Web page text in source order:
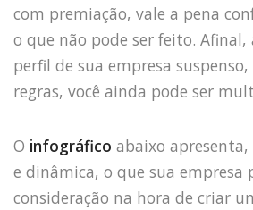
com premiação, vale a pena
o que não pode ser feito.
perfil de sua empresa
regras, você ainda pode ser
O infográfico abaixo
e dinâmica, o que sua empresa
consideração na hora de criar